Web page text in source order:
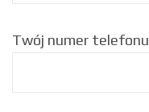
Twój numer telefonu